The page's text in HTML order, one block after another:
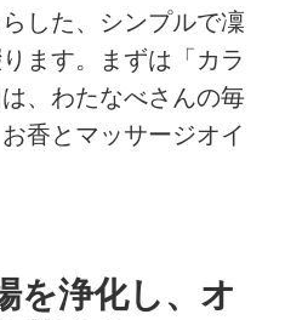
した、シンプルで凜
ます。まずは「カラ
、わたなべさんの毎
香とマッサージオイ
を浄化し、オ